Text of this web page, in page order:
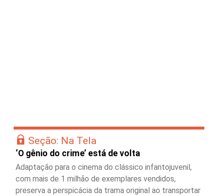
Seção: Na Tela
‘O gênio do crime’ está de volta
Adaptação para o cinema do clássico infantojuvenil,
com mais de 1 milhão de exemplares vendidos,
preserva a perspicácia da trama original ao transportar